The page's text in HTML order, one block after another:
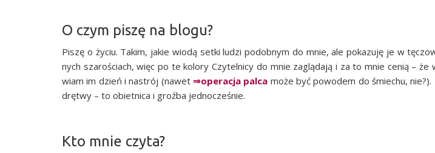
O czym piszę na blogu?
Piszę o życiu. Takim, jakie wio­dą set­ki ludzi podob­nym do mnie, ale poka­zu­ję je w
nych sza­ro­ściach, więc po te kolo­ry Czy­tel­ni­cy do mnie zaglą­da­ją i za to mnie cenią –
wiam im dzień i nastrój (nawet⇒ope­ra­cja pal­ca może być powo­dem do śmie­chu,
drę­twy – to obiet­ni­ca i groź­ba jednocześnie.
Kto mnie czyta?